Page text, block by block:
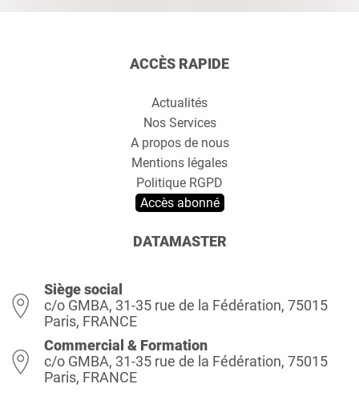
ACCÈS RAPIDE
Actualités
Nos Services
A propos de nous
Mentions légales
Politique RGPD
Accès abonné
DATAMASTER
Siège social
c/o GMBA, 31-35 rue de la Fédération, 75015
Paris, FRANCE
Commercial & Formation
c/o GMBA, 31-35 rue de la Fédération, 75015
Paris, FRANCE